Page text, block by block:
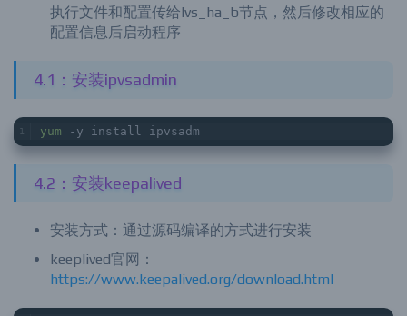
执行文件和配置传给lvs_ha_b节点，然后修改相应的
配置信息后启动程序
4.1：安装ipvsadmin
yum -y install ipvsadm
4.2：安装keepalived
安装方式：通过源码编译的方式进行安装
keeplived官网：
https://www.keepalived.org/download.html